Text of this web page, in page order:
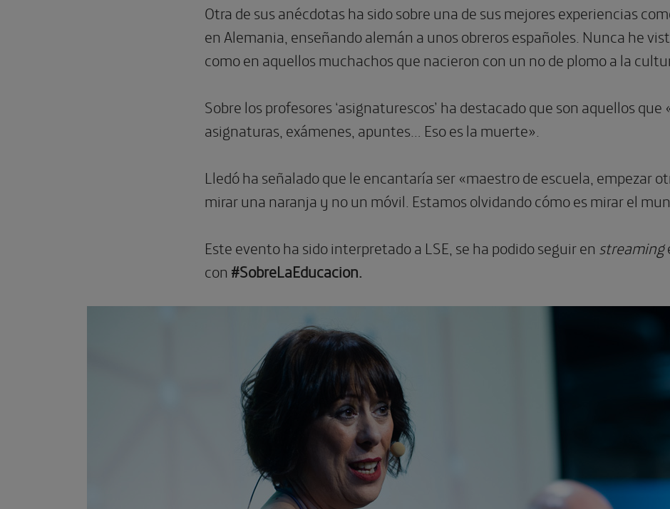
Otra de sus anécdotas ha sido sobre una de sus mejores experiencias
en Alemania, enseñando alemán a unos obreros españoles. Nunca he
como en aquellos muchachos que nacieron con un no de plomo a la
Sobre los profesores ‘asignaturescos’ ha destacado que son aquellos
asignaturas, exámenes, apuntes… Eso es la muerte».
Lledó ha señalado que le encantaría ser «maestro de escuela, empezar
mirar una naranja y no un móvil. Estamos olvidando cómo es mirar el
Este evento ha sido interpretado a LSE, se ha podido seguir en streaming
con #SobreLaEducacion.